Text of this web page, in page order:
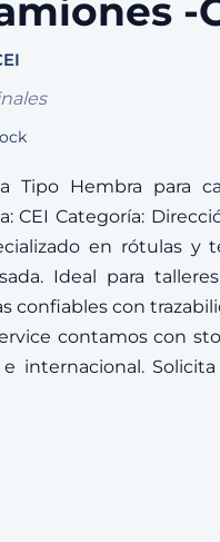
-
Tipo Hembra para
CEI Categoría:
en rótulas y
Ideal para
confiables con
contamos con
internacional.